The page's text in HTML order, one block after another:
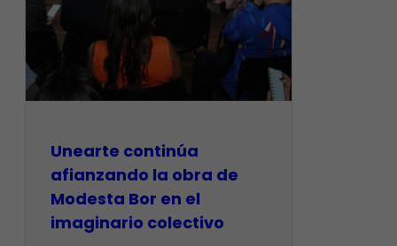
Unearte continúa
afianzando la obra de
Modesta Bor en el
imaginario colectivo